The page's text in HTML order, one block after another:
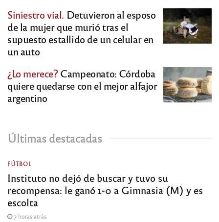
Siniestro vial. Detuvieron al esposo
de la mujer que murió tras el
supuesto estallido de un celular en
un auto
¿Lo merece?Campeonato: Córdoba
quiere quedarse con el mejor alfajor
argentino
Últimas destacadas
FÚTBOL
Instituto no dejó de buscar y tuvo su
recompensa: le ganó 1-0 a Gimnasia (M) y es
escolta
7 horas atrás